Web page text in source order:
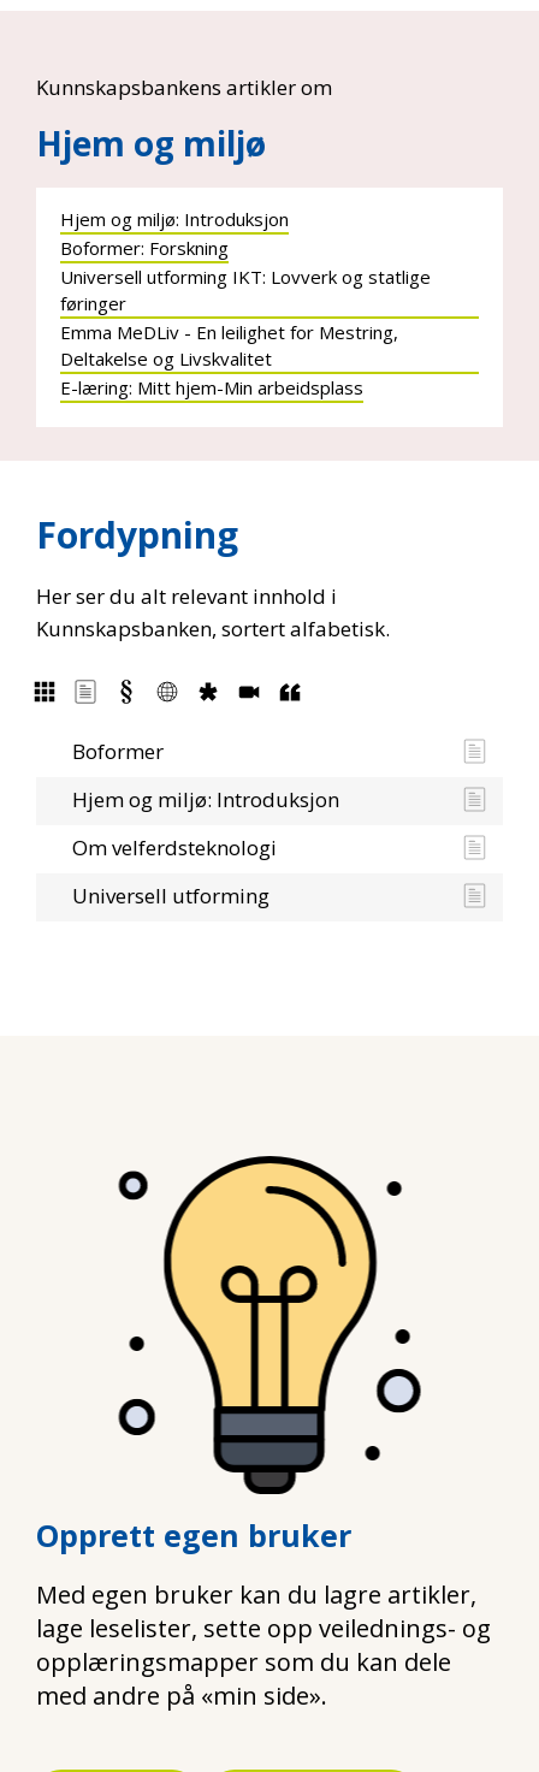
Kunnskapsbankens artikler om
Hjem og miljø
Hjem og miljø: Introduksjon
Boformer: Forskning
Universell utforming IKT: Lovverk og statlige
føringer
Emma MeDLiv - En leilighet for Mestring,
Deltakelse og Livskvalitet
E-læring: Mitt hjem-Min arbeidsplass
Fordypning
Her ser du alt relevant innhold i
Kunnskapsbanken, sortert alfabetisk.
Boformer
Hjem og miljø: Introduksjon
Om velferdsteknologi
Universell utforming
Opprett egen bruker
Med egen bruker kan du lagre artikler,
lage leselister, sette opp veilednings- og
opplæringsmapper som du kan dele
med andre på «min side».